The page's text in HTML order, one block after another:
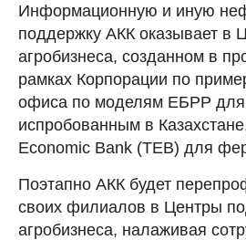
Информационную и иную
поддержку АКК оказывает в
агробизнеса, созданном в
рамках Корпорации по
офиса по моделям ЕБРР
испробованным в
Economic Bank (TEB) для
Поэтапно АКК будет
своих филиалов в Центры
агробизнеса, налаживая